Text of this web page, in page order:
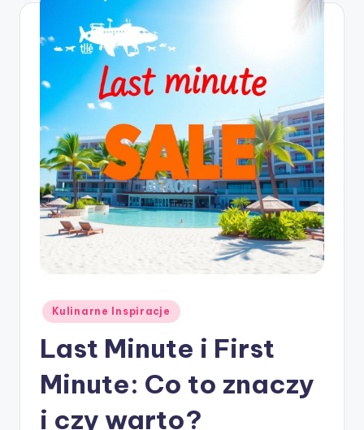
Posted
in
Kulinarne Inspiracje
Last Minute i First
Minute: Co to znaczy
i czy warto?